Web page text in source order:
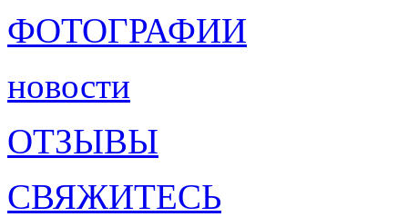
ФОТОГРАФИИ
новости
ОТЗЫВЫ
СВЯЖИТЕСЬ